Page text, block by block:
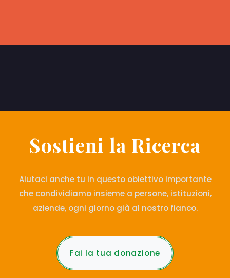
Sostieni la Ricerca
Aiutaci anche tu in questo obiettivo importante
che condividiamo insieme a persone, istituzioni,
aziende, ogni giorno già al nostro fianco.
Fai la tua donazione